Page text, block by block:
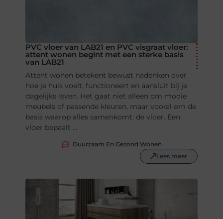
PVC vloer van LAB21 en PVC visgraat vloer:
attent wonen begint met een sterke basis
van LAB21
Attent wonen betekent bewust nadenken over
hoe je huis voelt, functioneert en aansluit bij je
dagelijks leven. Het gaat niet alleen om mooie
meubels of passende kleuren, maar vooral om de
basis waarop alles samenkomt: de vloer. Een
vloer bepaalt ...
Duurzaam En Gezond Wonen
Lees meer